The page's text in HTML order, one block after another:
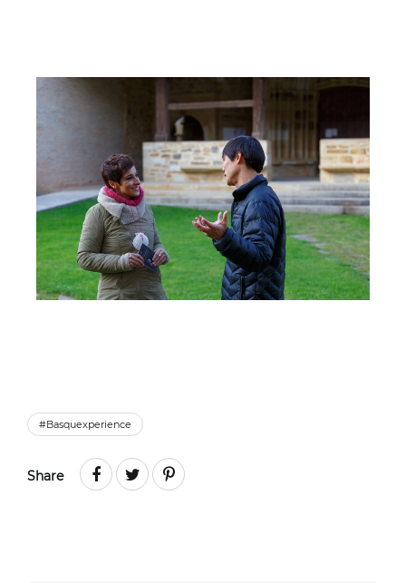
#Basquexperience
Share